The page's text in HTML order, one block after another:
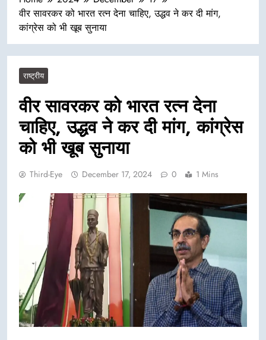
वीर सावरकर को भारत रत्न देना चाहिए, उद्धव ने कर दी मांग,
कांग्रेस को भी खूब सुनाया
राष्ट्रीय
वीर सावरकर को भारत रत्न देना
चाहिए, उद्धव ने कर दी मांग, कांग्रेस
को भी खूब सुनाया
Third-Eye December 17, 2024 0 1 Mins